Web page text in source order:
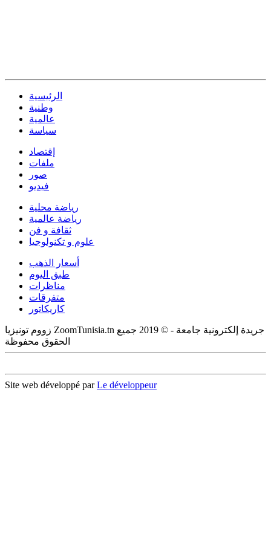
الرئيسية
وطنية
عالمية
سياسة
إقتصاد
ملفات
صور
فيديو
رياضة محلية
رياضة عالمية
ثقافة و فن
علوم و تكنولوجيا
أسعار الذهب
طبق اليوم
مناظرات
متفرقات
كاريكاتور
زووم تونيزيا ZoomTunisia.tn جريدة إلكترونية جامعة - © 2019 جميع
الحقوق محفوظة
Site web développé parLe développeur